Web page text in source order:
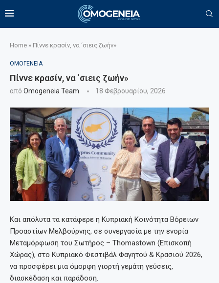
Home » Πίννε κρασίν, να ‘σιεις ζωήν»
ΟΜΟΓΕΝΕΙΑ
Πίννε κρασίν, να ‘σιεις ζωήν»
από Omogeneia Team 18 Φεβρουαρίου, 2026
Και απόλυτα τα κατάφερε η Κυπριακή Κοινότητα Βόρειων
Προαστίων Μελβούρνης, σε συνεργασία με την ενορία
Μεταμόρφωση του Σωτήρος – Thomastown (Επισκοπή
Χώρας), στο Κυπριακό Φεστιβάλ Φαγητού & Κρασιού 2026,
να προσφέρει μια όμορφη γιορτή γεμάτη γεύσεις,
διασκέδαση και παράδοση.